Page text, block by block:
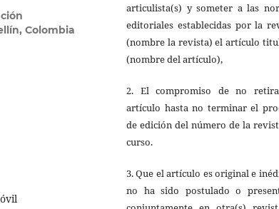
Colombia
articulista(s) y someter a las
editoriales establecidas por la
(nombre la revista) el artículo
(nombre del artículo),
2. El compromiso de no
artículo hasta no terminar el
de edición del número de la
curso.
3. Que el artículo es original e
no ha sido postulado o